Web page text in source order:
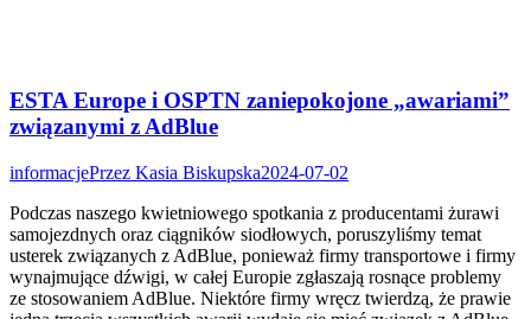
ESTA Europe i OSPTN zaniepokojone „awariami”
związanymi z AdBlue
informacjePrzez Kasia Biskupska2024-07-02
Podczas naszego kwietniowego spotkania z producentami żurawi
samojezdnych oraz ciągników siodłowych, poruszyliśmy temat
usterek związanych z AdBlue, ponieważ firmy transportowe i firmy
wynajmujące dźwigi, w całej Europie zgłaszają rosnące problemy
ze stosowaniem AdBlue. Niektóre firmy wręcz twierdzą, że prawie